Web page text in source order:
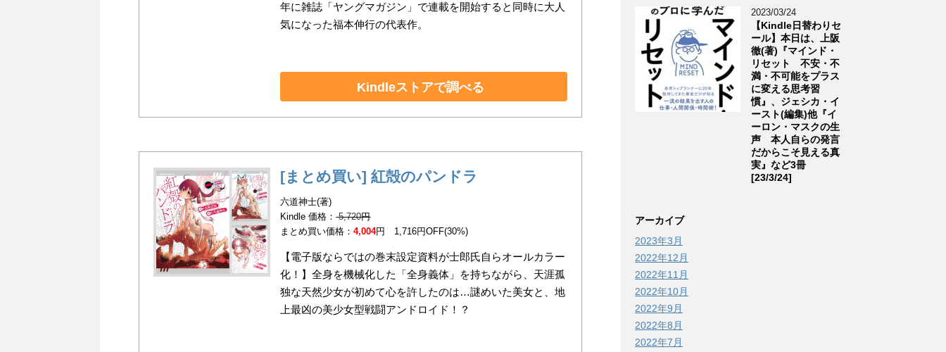
年に雑誌「ヤングマガジン」で連載を開始すると同時に大人
気になった福本伸行の代表作。
Kindleストアで調べる
[まとめ買い] 紅殻のパンドラ
六道神士(著)
Kindle 価格： 5,720円
まとめ買い価格：4,004円 1,716円OFF(30%)
【電子版ならではの巻末設定資料が士郎氏自らオールカラー
化！】全身を機械化した「全身義体」を持ちながら、天涯孤
独な天然少女が初めて心を許したのは…謎めいた美女と、地
上最凶の美少女型戦闘アンドロイド！？
2023/03/24
【Kindle日替わりセ
ール】本日は、上阪
徹(著)『マインド・
リセット 不安・不
満・不可能をプラス
に変える思考習
慣』、ジェシカ・イ
ースト(編集)他『イ
ーロン・マスクの生
声 本人自らの発言
だからこそ見える真
実』など3冊
[23/3/24]
アーカイブ
2023年3月
2022年12月
2022年11月
2022年10月
2022年9月
2022年8月
2022年7月